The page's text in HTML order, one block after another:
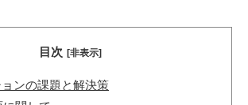
目次 [非表示]
ンの課題と解決策